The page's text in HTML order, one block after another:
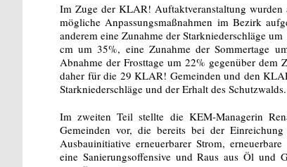
Im Zuge der KLAR! Auftaktveranstaltung
mögliche Anpassungsmaßnahmen im Bezirk
anderem eine Zunahme der Starkniederschläge
cm um 35%, eine Zunahme der Sommertage
Abnahme der Frosttage um 22% gegenüber dem
daher für die 29 KLAR! Gemeinden und den
Starkniederschläge und der Erhalt des Schutzwalds.
Im zweiten Teil stellte die KEM-Managerin
Gemeinden vor, die bereits bei der
Ausbauinitiative erneuerbarer Strom,
eine Sanierungsoffensive und Raus aus Öl und